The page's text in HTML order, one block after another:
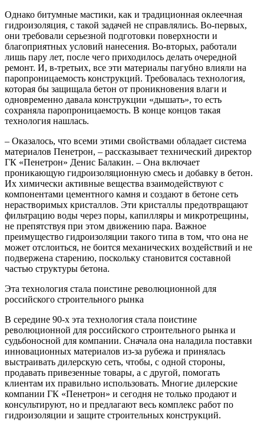
Однако битумные мастики, как и традиционная оклеечная
гидроизоляция, с такой задачей не справлялись. Во-первых,
они требовали серьезной подготовки поверхности и
благоприятных условий нанесения. Во-вторых, работали
лишь пару лет, после чего приходилось делать очередной
ремонт. И, в-третьих, все эти материалы пагубно влияли на
паропроницаемость конструкций. Требовалась технология,
которая бы защищала бетон от проникновения влаги и
одновременно давала конструкции «дышать», то есть
сохраняла паропроницаемость. В конце концов такая
технология нашлась.
– Оказалось, что всеми этими свойствами обладает система
материалов Пенетрон, – рассказывает технический директор
ГК «Пенетрон» Денис Балакин. – Она включает
проникающую гидроизоляционную смесь и добавку в бетон.
Их химически активные вещества взаимодействуют с
компонентами цементного камня и создают в бетоне сеть
нерастворимых кристаллов. Эти кристаллы предотвращают
фильтрацию воды через поры, капилляры и микротрещины,
не препятствуя при этом движению пара. Важное
преимущество гидроизоляции такого типа в том, что она не
может отслоиться, не боится механических воздействий и не
подвержена старению, поскольку становится составной
частью структуры бетона.
Эта технология стала поистине революционной для
российского строительного рынка
В середине 90-х эта технология стала поистине
революционной для российского строительного рынка и
судьбоносной для компании. Сначала она наладила поставки
инновационных материалов из-за рубежа и принялась
выстраивать дилерскую сеть, чтобы, с одной стороны,
продавать привезенные товары, а с другой, помогать
клиентам их правильно использовать. Многие дилерские
компании ГК «Пенетрон» и сегодня не только продают и
консультируют, но и предлагают весь комплекс работ по
гидроизоляции и защите строительных конструкций.